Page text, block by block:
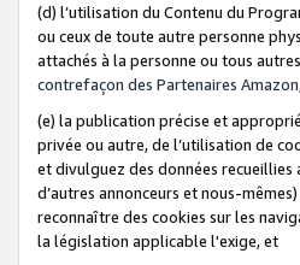
(d) l’utilisation du Contenu du
ou ceux de toute autre personne
attachés à la personne ou tous
contrefaçon des Partenaires
(e) la publication précise et
privée ou autre, de l’utilisation de
et divulguez des données
d’autres annonceurs et nous-
reconnaître des cookies sur les
la législation applicable l'exige, et